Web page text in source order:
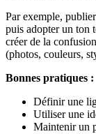
Par exemple,
puis adopter un ton
créer de la
(photos, couleurs,
Bonnes pratiques :
Définir une
Utiliser une
Maintenir un